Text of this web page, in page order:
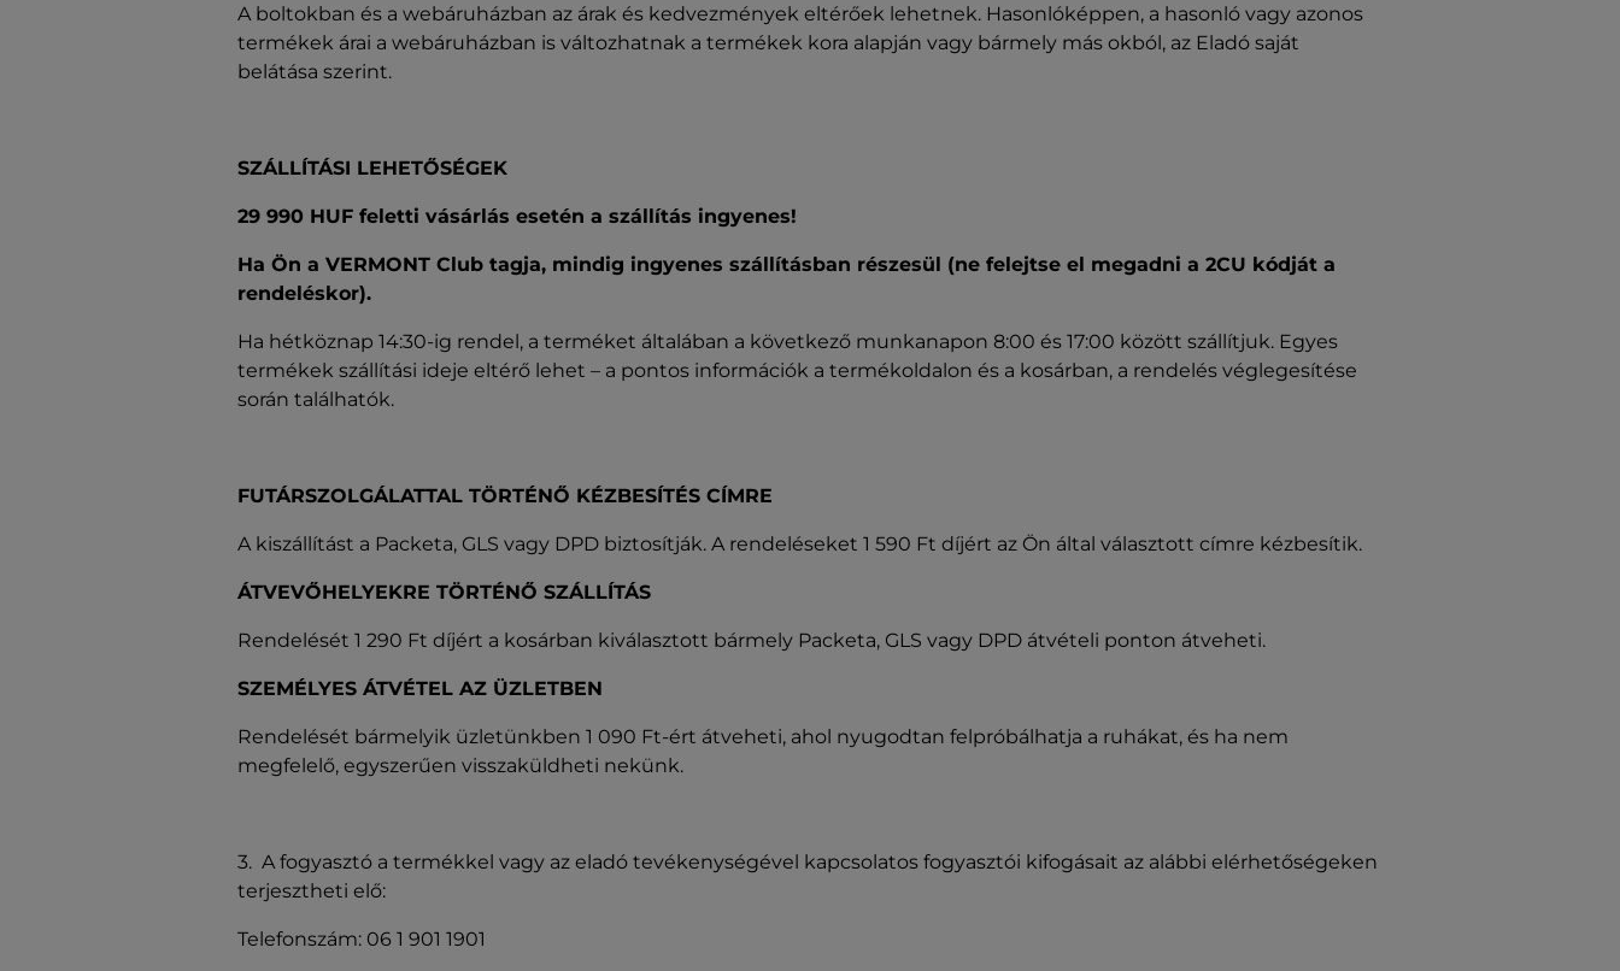
A boltokban és a webáruházban az árak és kedvezmények eltérőek lehetnek. Hasonlóképpen, a hasonló vagy azonos
termékek árai a webáruházban is változhatnak a termékek kora alapján vagy bármely más okból, az Eladó saját
belátása szerint.
SZÁLLÍTÁSI LEHETŐSÉGEK
29 990 HUF feletti vásárlás esetén a szállítás ingyenes!
Ha Ön a VERMONT Club tagja, mindig ingyenes szállításban részesül (ne felejtse el megadni a 2CU kódját a
rendeléskor).
Ha hétköznap 14:30-ig rendel, a terméket általában a következő munkanapon 8:00 és 17:00 között szállítjuk. Egyes
termékek szállítási ideje eltérő lehet – a pontos információk a termékoldalon és a kosárban, a rendelés véglegesítése
során találhatók.
FUTÁRSZOLGÁLATTAL TÖRTÉNŐ KÉZBESÍTÉS CÍMRE
A kiszállítást a Packeta, GLS vagy DPD biztosítják. A rendeléseket 1 590 Ft díjért az Ön által választott címre kézbesítik.
ÁTVEVŐHELYEKRE TÖRTÉNŐ SZÁLLÍTÁS
Rendelését 1 290 Ft díjért a kosárban kiválasztott bármely Packeta, GLS vagy DPD átvételi ponton átveheti.
SZEMÉLYES ÁTVÉTEL AZ ÜZLETBEN
Rendelését bármelyik üzletünkben 1 090 Ft-ért átveheti, ahol nyugodtan felpróbálhatja a ruhákat, és ha nem
megfelelő, egyszerűen visszaküldheti nekünk.
3. A fogyasztó a termékkel vagy az eladó tevékenységével kapcsolatos fogyasztói kifogásait az alábbi elérhetőségeken
terjesztheti elő:
Telefonszám: 06 1 901 1901